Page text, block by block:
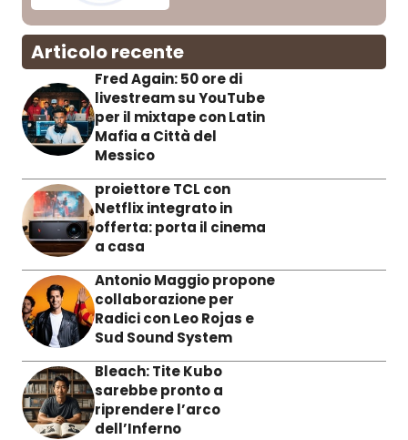
Articolo recente
Fred Again: 50 ore di
livestream su YouTube
per il mixtape con Latin
Mafia a Città del
Messico
proiettore TCL con
Netflix integrato in
offerta: porta il cinema
a casa
Antonio Maggio propone
collaborazione per
Radici con Leo Rojas e
Sud Sound System
Bleach: Tite Kubo
sarebbe pronto a
riprendere l’arco
dell’Inferno